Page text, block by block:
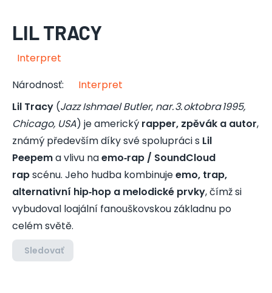
LIL TRACY
Interpret
Národnosť:
Interpret
Lil Tracy (Jazz Ishmael Butler, nar. 3. oktobra 1995,
Chicago, USA) je americký rapper, zpěvák a autor,
známý především díky své spolupráci s Lil
Peepema vlivu naemo‑rap / SoundCloud
rapscénu. Jeho hudba kombinujeemo, trap,
alternativní hip‑hop a melodické prvky, čímž si
vybudoval loajální fanouškovskou základnu po
celém světě.
Sledovať